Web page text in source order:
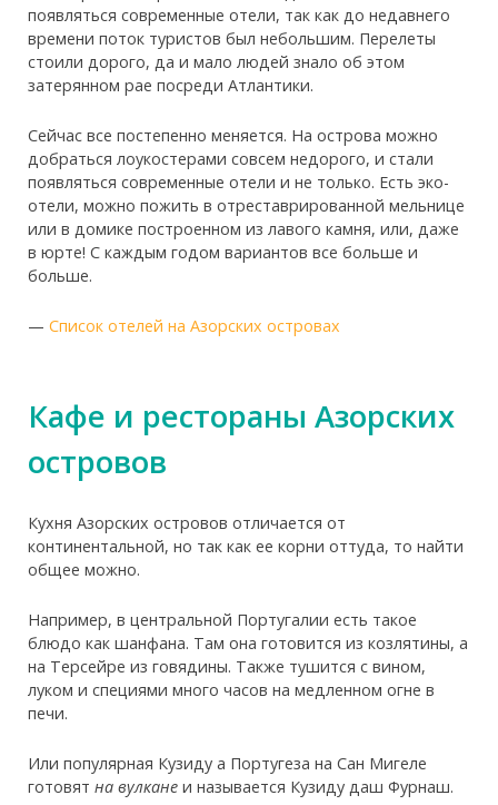
появляться современные отели, так как до недавнего
времени поток туристов был небольшим. Перелеты
стоили дорого, да и мало людей знало об этом
затерянном рае посреди Атлантики.
Сейчас все постепенно меняется. На острова можно
добраться лоукостерами совсем недорого, и стали
появляться современные отели и не только. Есть эко-
отели, можно пожить в отреставрированной мельнице
или в домике построенном из лавого камня, или, даже
в юрте! С каждым годом вариантов все больше и
больше.
— Список отелей на Азорских островах
Кафе и рестораны Азорских
островов
Кухня Азорских островов отличается от
континентальной, но так как ее корни оттуда, то найти
общее можно.
Например, в центральной Португалии есть такое
блюдо как шанфана. Там она готовится из козлятины, а
на Терсейре из говядины. Также тушится с вином,
луком и специями много часов на медленном огне в
печи.
Или популярная Кузиду а Португеза на Сан Мигеле
готовят на вулкане и называется Кузиду даш Фурнаш.